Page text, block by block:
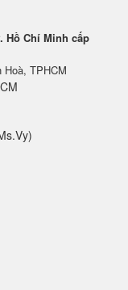
Hồ Chí Minh cấp
Hoà, TPHCM